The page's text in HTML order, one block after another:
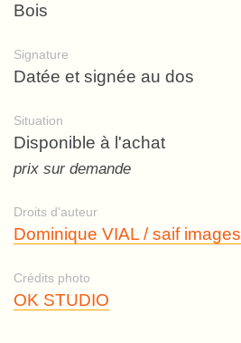
Bois
Signature
Datée et signée au dos
Situation
Disponible à l'achat
prix sur demande
Droits d'auteur
Dominique VIAL / saif images
Crédits photo
OK STUDIO